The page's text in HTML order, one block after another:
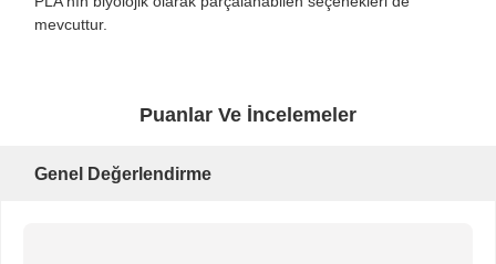
özelleştirilmiş kağit kutu
mevcuttur.
Puanlar Ve İncelemeler
Genel Değerlendirme